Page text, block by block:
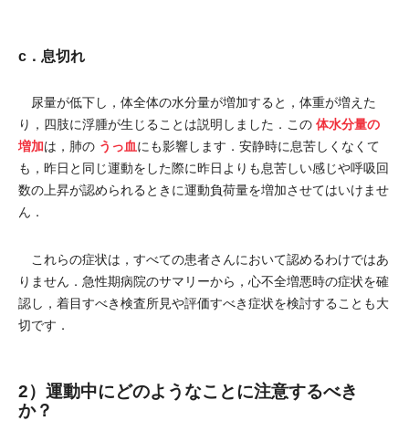
c．息切れ
尿量が低下し，体全体の水分量が増加すると，体重が増えた
り，四肢に浮腫が生じることは説明しました．この 体水分量の
増加は，肺の うっ血にも影響します．安静時に息苦しくなくて
も，昨日と同じ運動をした際に昨日よりも息苦しい感じや呼吸回
数の上昇が認められるときに運動負荷量を増加させてはいけませ
ん．
これらの症状は，すべての患者さんにおいて認めるわけではあ
りません．急性期病院のサマリーから，心不全増悪時の症状を確
認し，着目すべき検査所見や評価すべき症状を検討することも大
切です．
2）運動中にどのようなことに注意するべき
か？